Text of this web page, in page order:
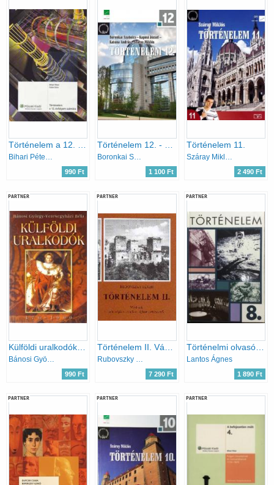
Bihari Péter; Doba Dóra
990 Ft
Boronkai Szabolcs; Kaposi József; Katona András; Száray Miklós
1 100 Ft
Történelem 11.
Száray Miklós
2 490 Ft
PARTNER
990 Ft
PARTNER
7 290 Ft
PARTNER
Történelmi olvasókönyv az általános iskola 8. osztálya számára
Lantos Ágnes
1 890 Ft
PARTNER PARTNER PARTNER